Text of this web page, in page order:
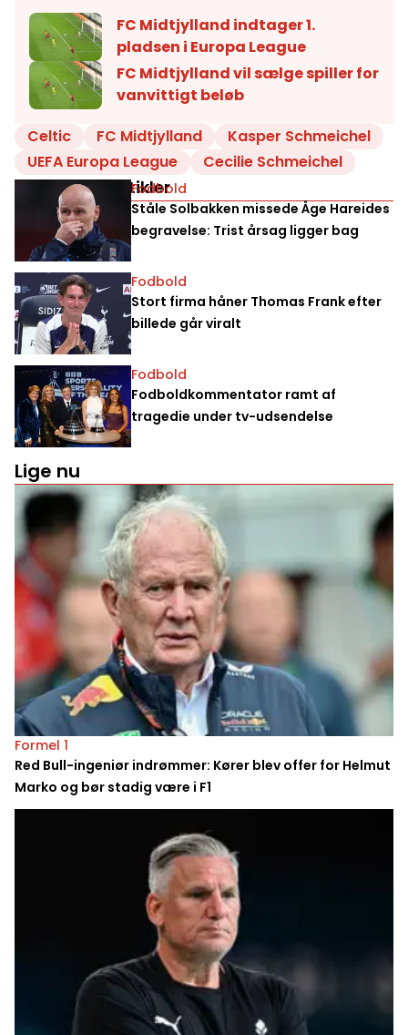
FC Midtjylland indtager 1.
pladsen i Europa League
FC Midtjylland vil sælge spiller for
vanvittigt beløb
Celtic
FC Midtjylland
Kasper Schmeichel
UEFA Europa League
Cecilie Schmeichel
Relaterede artikler
Fodbold
Ståle Solbakken missede Åge Hareides
begravelse: Trist årsag ligger bag
Fodbold
Stort firma håner Thomas Frank efter
billede går viralt
Fodbold
Fodboldkommentator ramt af
tragedie under tv-udsendelse
Lige nu
Formel 1
Red Bull-ingeniør indrømmer: Kører blev offer for Helmut
Marko og bør stadig være i F1